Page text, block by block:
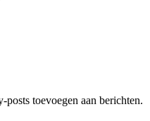
toevoegen aan berichten.